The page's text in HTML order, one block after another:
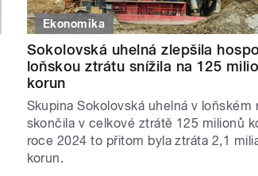
Ekonomika
Sokolovská uhelná zlepšila
loňskou ztrátu snížila na 125
korun
Skupina Sokolovská uhelná v loňském
skončila v celkové ztrátě 125 milionů
roce 2024 to přitom byla ztráta 2,1
korun.